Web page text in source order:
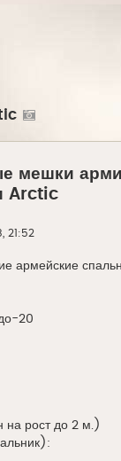
мешки
Arctic
21:52
армейские
20
на рост до 2 м.)